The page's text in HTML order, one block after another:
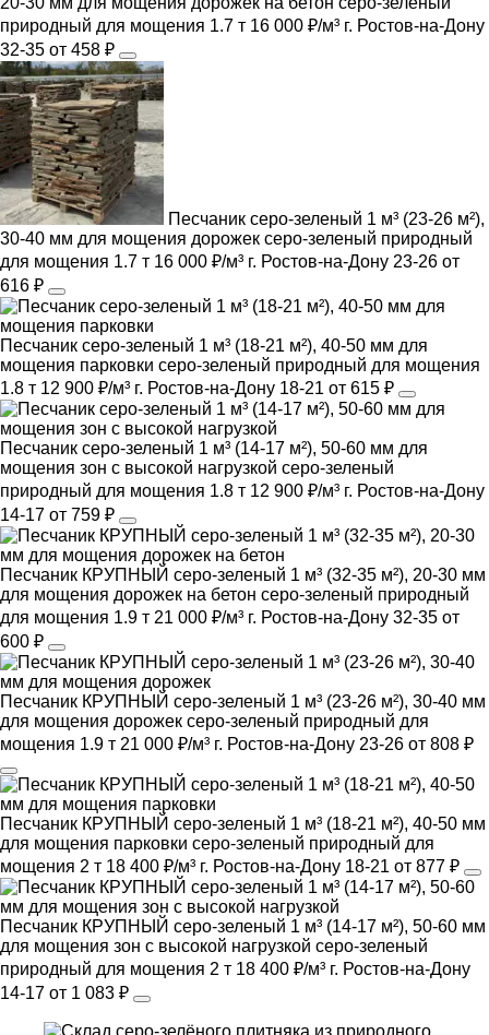
природный для мощения 1.7 т 16 000 ₽/м³ г. Ростов-на-Дону
32-35 от 458 ₽
Песчаник серо-зеленый 1 м³ (23-26 м²),
30-40 мм для мощения дорожек серо-зеленый природный
для мощения 1.7 т 16 000 ₽/м³ г. Ростов-на-Дону 23-26 от
616 ₽
Песчаник серо-зеленый 1 м³ (18-21 м²), 40-50 мм для
мощения парковки серо-зеленый природный для мощения
1.8 т 12 900 ₽/м³ г. Ростов-на-Дону 18-21 от 615 ₽
Песчаник серо-зеленый 1 м³ (14-17 м²), 50-60 мм для
мощения зон с высокой нагрузкой серо-зеленый
природный для мощения 1.8 т 12 900 ₽/м³ г. Ростов-на-Дону
14-17 от 759 ₽
Песчаник КРУПНЫЙ серо-зеленый 1 м³ (32-35 м²), 20-30 мм
для мощения дорожек на бетон серо-зеленый природный
для мощения 1.9 т 21 000 ₽/м³ г. Ростов-на-Дону 32-35 от
600 ₽
Песчаник КРУПНЫЙ серо-зеленый 1 м³ (23-26 м²), 30-40 мм
для мощения дорожек серо-зеленый природный для
мощения 1.9 т 21 000 ₽/м³ г. Ростов-на-Дону 23-26 от 808 ₽
Песчаник КРУПНЫЙ серо-зеленый 1 м³ (18-21 м²), 40-50 мм
для мощения парковки серо-зеленый природный для
мощения 2 т 18 400 ₽/м³ г. Ростов-на-Дону 18-21 от 877 ₽
Песчаник КРУПНЫЙ серо-зеленый 1 м³ (14-17 м²), 50-60 мм
для мощения зон с высокой нагрузкой серо-зеленый
природный для мощения 2 т 18 400 ₽/м³ г. Ростов-на-Дону
14-17 от 1 083 ₽